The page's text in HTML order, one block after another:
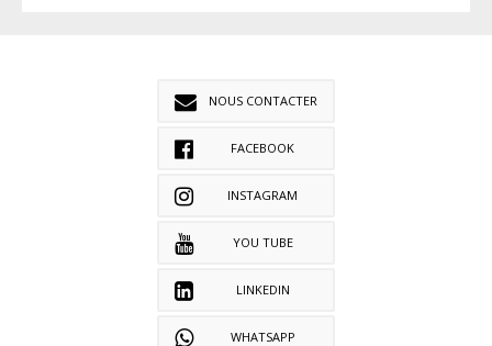
NOUS CONTACTER
FACEBOOK
INSTAGRAM
YOU TUBE
LINKEDIN
WHATSAPP